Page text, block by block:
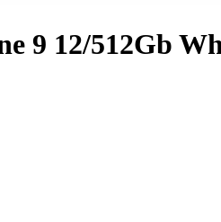
9 12/512Gb